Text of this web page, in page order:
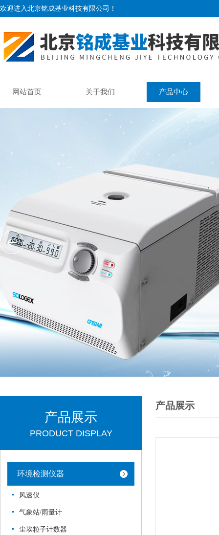
欢迎进入北京铭成基业科技有限公司！
网站首页 关于我们 产品中心
产品展示
PRODUCT DISPLAY
环境检测仪器
风速仪
气象站/雨量计
尘埃粒子计数器
产品展示